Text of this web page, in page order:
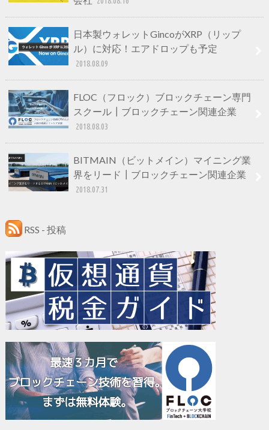
日本製ウォレットGincoがXRP（リップ
ル）に対応！エアドロップも予定
2018.08.09
FLOC（フロック）ブロックチェーン専門
スクール┃ブロックチェーン関連企業
2018.08.03
BITMAIN（ビットメイン）マイニング業
界をリード┃ブロックチェーン関連企業
2018.07.31
RSS - 投稿